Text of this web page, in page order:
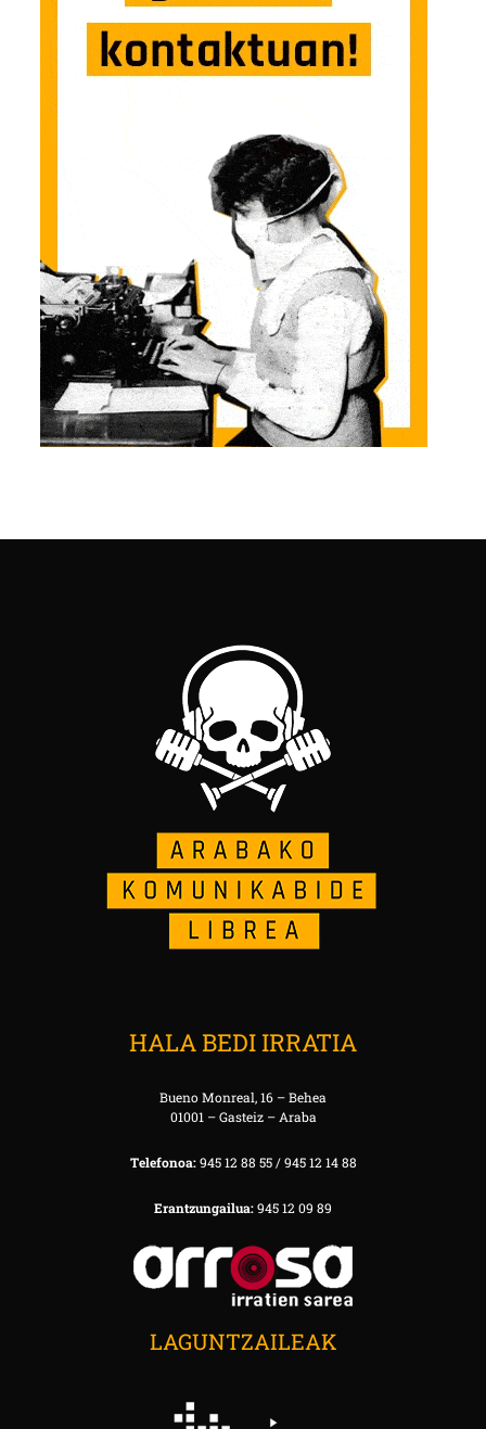
HALA BEDI IRRATIA
Bueno Monreal, 16 – Behea
01001 – Gasteiz – Araba
Telefonoa:945 12 88 55 / 945 12 14 88
Erantzungailua:945 12 09 89
LAGUNTZAILEAK